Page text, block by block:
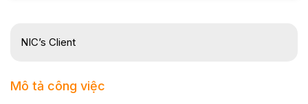
NIC’s Client
Mô tả công việc